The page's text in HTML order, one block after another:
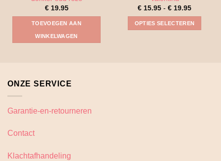
€19.95
TOEVOEGEN AAN
WINKELWAGEN
€ 15.95 - € 19.95
tot
€ 19.95
OPTIES SELECTEREN
ONZE SERVICE
Garantie-en-retourneren
Contact
Klachtafhandeling